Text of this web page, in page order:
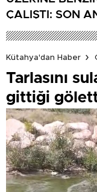
ÇALIŞTI: SON
Kütahya'dan Haber
Tarlasını
gittiği